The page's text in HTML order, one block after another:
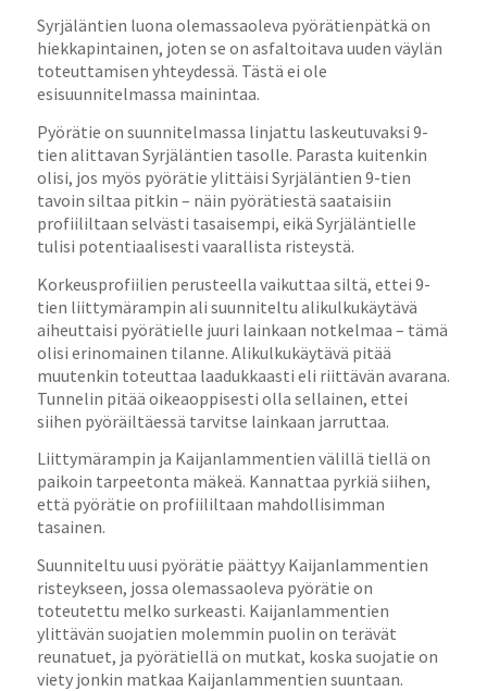
Syrjäläntien luona olemassaoleva pyörätienpätkä on
hiekkapintainen, joten se on asfaltoitava uuden väylän
toteuttamisen yhteydessä. Tästä ei ole
esisuunnitelmassa mainintaa.
Pyörätie on suunnitelmassa linjattu laskeutuvaksi 9-
tien alittavan Syrjäläntien tasolle. Parasta kuitenkin
olisi, jos myös pyörätie ylittäisi Syrjäläntien 9-tien
tavoin siltaa pitkin – näin pyörätiestä saataisiin
profiililtaan selvästi tasaisempi, eikä Syrjäläntielle
tulisi potentiaalisesti vaarallista risteystä.
Korkeusprofiilien perusteella vaikuttaa siltä, ettei 9-
tien liittymärampin ali suunniteltu alikulkukäytävä
aiheuttaisi pyörätielle juuri lainkaan notkelmaa – tämä
olisi erinomainen tilanne. Alikulkukäytävä pitää
muutenkin toteuttaa laadukkaasti eli riittävän avarana.
Tunnelin pitää oikeaoppisesti olla sellainen, ettei
siihen pyöräiltäessä tarvitse lainkaan jarruttaa.
Liittymärampin ja Kaijanlammentien välillä tiellä on
paikoin tarpeetonta mäkeä. Kannattaa pyrkiä siihen,
että pyörätie on profiililtaan mahdollisimman
tasainen.
Suunniteltu uusi pyörätie päättyy Kaijanlammentien
risteykseen, jossa olemassaoleva pyörätie on
toteutettu melko surkeasti. Kaijanlammentien
ylittävän suojatien molemmin puolin on terävät
reunatuet, ja pyörätiellä on mutkat, koska suojatie on
viety jonkin matkaa Kaijanlammentien suuntaan.